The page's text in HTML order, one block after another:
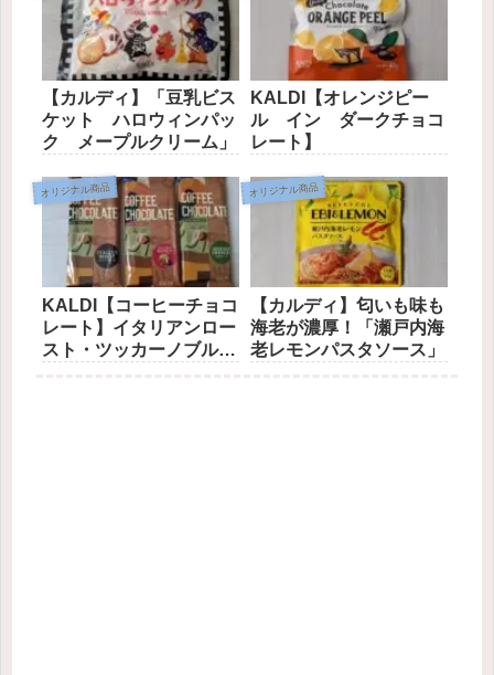
【カルディ】「豆乳ビス
ケット ハロウィンパッ
ク メープルクリーム」
KALDI【オレンジピー
ル イン ダークチョコ
レート】
オリジナル商品
KALDI【コーヒーチョコ
レート】イタリアンロー
スト・ツッカーノブルボ
オリジナル商品
【カルディ】匂いも味も
海老が濃厚！「瀬戸内海
老レモンパスタソース」